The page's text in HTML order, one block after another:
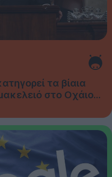
τα βίαια
στο Οχάιο...